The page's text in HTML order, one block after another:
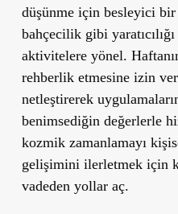
düşünme için besleyici
bahçecilik gibi
aktivitelere yönel.
rehberlik etmesine izin
netleştirerek
benimsediğin değerlerle
kozmik zamanlamayı
gelişimini ilerletmek için
vadeden yollar aç.